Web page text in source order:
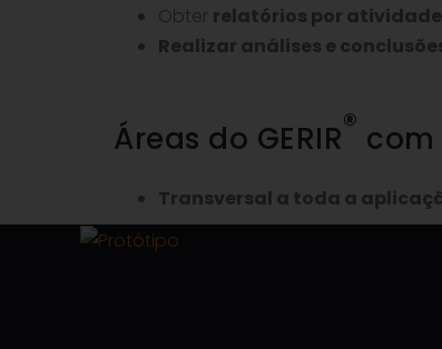
Obter relatórios por atividade
Realizar análises e
Áreas do GERIR® com
Transversal a toda a